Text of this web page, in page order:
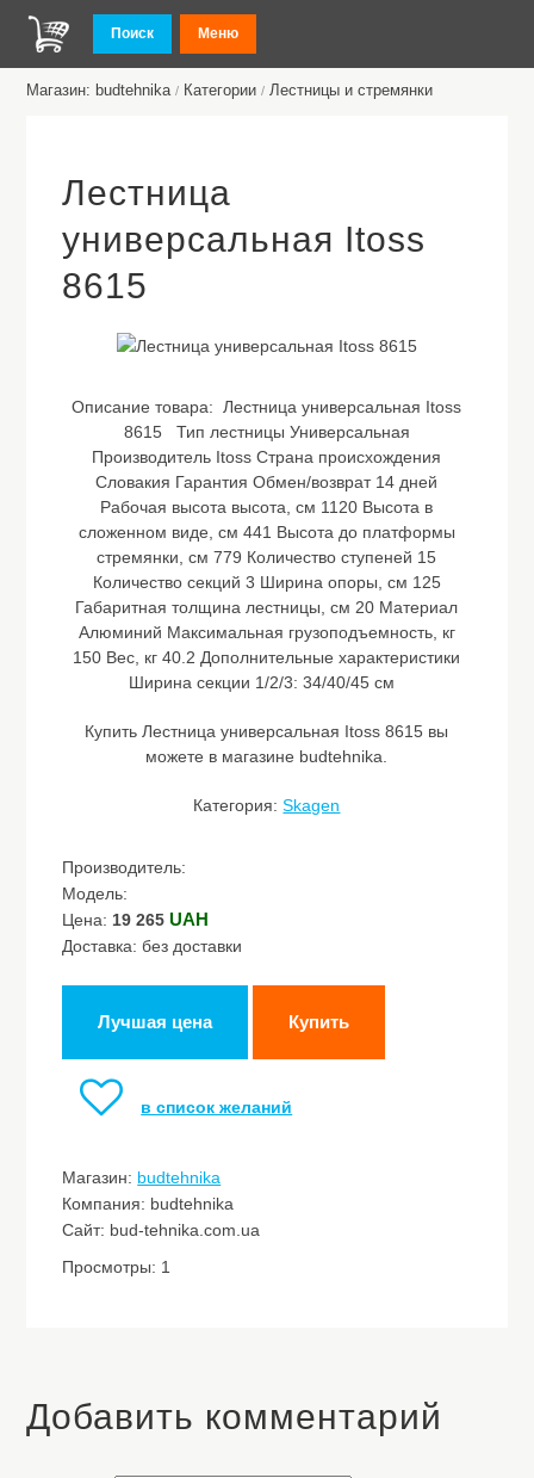
Поиск Меню
Магазин: budtehnika / Категории / Лестницы и стремянки
Лестница
универсальная Itoss
8615
Описание товара:
Лестница универсальная Itoss
8615 Тип лестницы Универсальная
Производитель Itoss Страна происхождения
Словакия Гарантия Обмен/возврат 14 дней
Рабочая высота высота, см 1120 Высота в
сложенном виде, cм 441 Высота до платформы
стремянки, см 779 Количество ступеней 15
Количество секций 3 Ширина опоры, см 125
Габаритная толщина лестницы, см 20 Материал
Алюминий Максимальная грузоподъемность, кг
150 Вес, кг 40.2 Дополнительные характеристики
Ширина секции 1/2/3: 34/40/45 см
Купить Лестница универсальная Itoss 8615 вы
можете в магазине budtehnika.
Категория:Skagen
Производитель:
Модель:
Цена: 19 265UAH
Доставка: без доставки
Лучшая цена Купить
в список желаний
Магазин: budtehnika
Компания: budtehnika
Сайт: bud-tehnika.com.ua
Просмотры: 1
Добавить комментарий